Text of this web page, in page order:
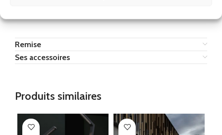
Remise
Ses accessoires
Produits similaires